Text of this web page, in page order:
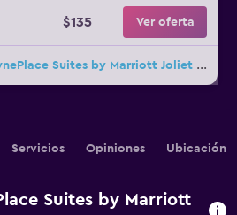
$135 Ver oferta
23 ofertas más de TownePlace Suites by Marriott Joliet South
Servicios Opiniones Ubicación
Suites by Marriott